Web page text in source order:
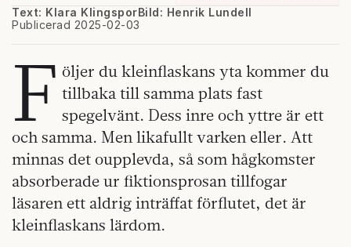
Text: Klara Klingspor
Publicerad 2025-02-03
Bild: Henrik Lundell
F öljer du kleinflaskans yta kommer du
tillbaka till samma plats fast
spegelvänt. Dess inre och yttre är ett
och samma. Men likafullt varken eller. Att
minnas det oupplevda, så som hågkomster
absorberade ur fiktionsprosan tillfogar
läsaren ett aldrig inträffat förflutet, det är
kleinflaskans lärdom.